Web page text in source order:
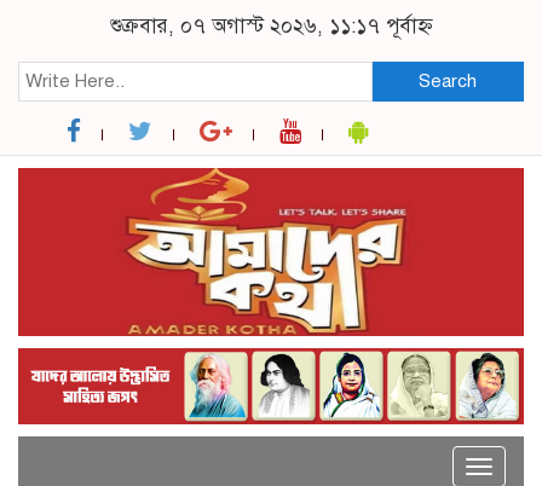
শুক্রবার, ০৭ অগাস্ট ২০২৬, ১১:১৭ পূর্বাহ্ন
Search
Toggle